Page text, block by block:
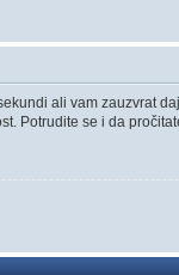
ali vam zauzvrat
Potrudite se i da